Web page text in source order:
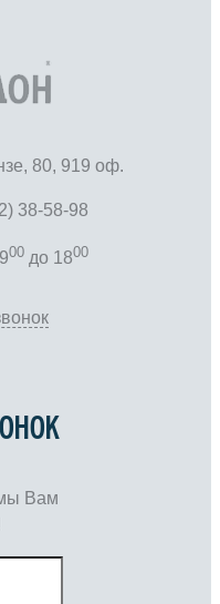
80, 919 оф.
38-58-98
00до 1800
Вам